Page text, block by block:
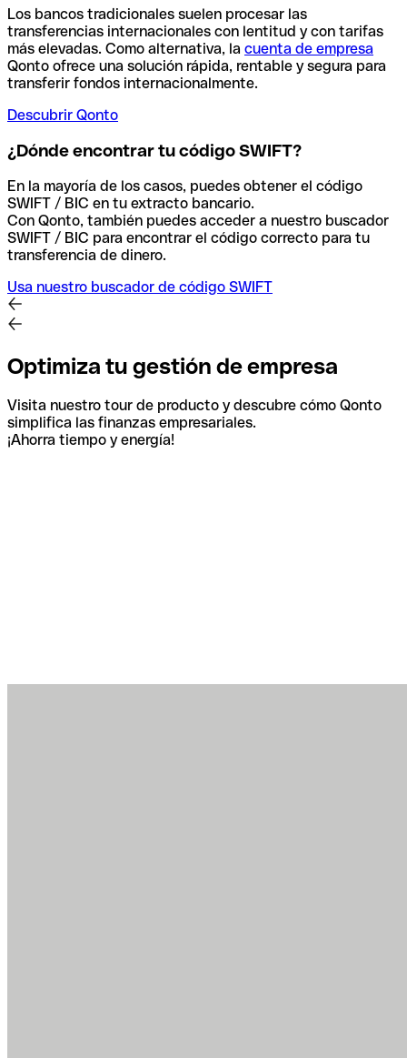
Los bancos tradicionales suelen procesar las
transferencias internacionales con lentitud y con tarifas
más elevadas. Como alternativa, la cuenta de empresa
Qonto ofrece una solución rápida, rentable y segura para
transferir fondos internacionalmente.
Descubrir Qonto
¿Dónde encontrar tu código SWIFT?
En la mayoría de los casos, puedes obtener el código
SWIFT / BIC en tu extracto bancario.
Con Qonto, también puedes acceder a nuestro buscador
SWIFT / BIC para encontrar el código correcto para tu
transferencia de dinero.
Usa nuestro buscador de código SWIFT
Optimiza tu gestión de empresa
Visita nuestro tour de producto y descubre cómo Qonto
simplifica las finanzas empresariales.
¡Ahorra tiempo y energía!